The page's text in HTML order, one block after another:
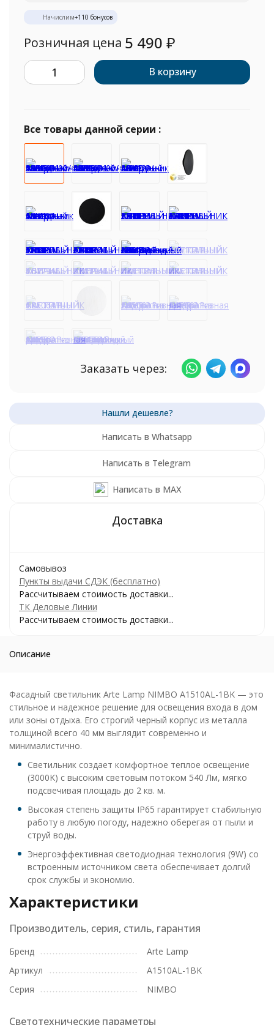
Начислим+110 бонусов
Розничная цена 5 490 ₽
В корзину
Все товары данной серии :
Заказать через:
Написать в Whatsapp
Написать в Telegram
Написать в MAX
Самовывоз
Пункты выдачи СДЭК (бесплатно)
Рассчитываем стоимость доставки...
ТК Деловые Линии
Рассчитываем стоимость доставки...
Описание
Фасадный светильник Arte Lamp NIMBO A1510AL-1BK — это
стильное и надежное решение для освещения входа в дом
или зоны отдыха. Его строгий черный корпус из металла
толщиной всего 40 мм выглядит современно и
минималистично.
Светильник создает комфортное теплое освещение
(3000K) с высоким световым потоком 540 Лм, мягко
подсвечивая площадь до 2 кв. м.
Высокая степень защиты IP65 гарантирует стабильную
работу в любую погоду, надежно оберегая от пыли и
струй воды.
Энергоэффективная светодиодная технология (9W) со
встроенным источником света обеспечивает долгий
срок службы и экономию.
Характеристики
Производитель, серия, стиль, гарантия
Бренд
Arte Lamp
Артикул
A1510AL-1BK
Серия
NIMBO
Светотехнические параметры